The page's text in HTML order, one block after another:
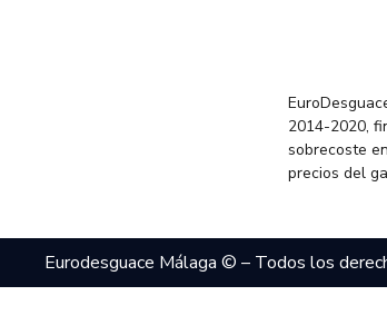
2014-2020,
sobrecoste
precios del
Eurodesguace Málaga © – Todos los